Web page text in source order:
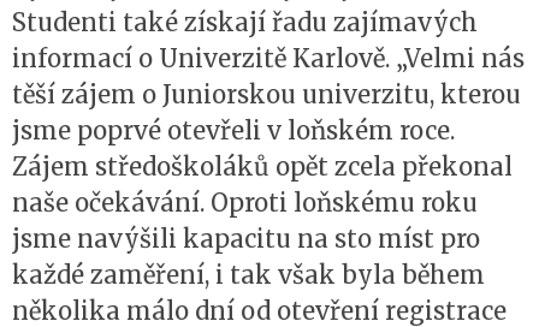
Studenti také získají řadu zajímavých
informací o Univerzitě Karlově. „Velmi nás
těší zájem o Juniorskou univerzitu, kterou
jsme poprvé otevřeli v loňském roce.
Zájem středoškoláků opět zcela překonal
naše očekávání. Oproti loňskému roku
jsme navýšili kapacitu na sto míst pro
každé zaměření, i tak však byla během
několika málo dní od otevření registrace